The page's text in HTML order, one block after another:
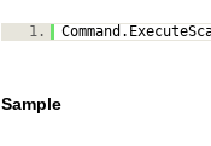
1.
Sample